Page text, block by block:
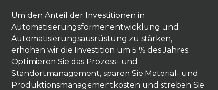
Um den Anteil der Investitionen in
Automatisierungsformenentwicklung und
Automatisierungsausrüstung zu stärken,
erhöhen wir die Investition um 5 % des Jahres.
Optimieren Sie das Prozess- und
Standortmanagement, sparen Sie Material- und
Produktionsmanagementkosten und streben Sie